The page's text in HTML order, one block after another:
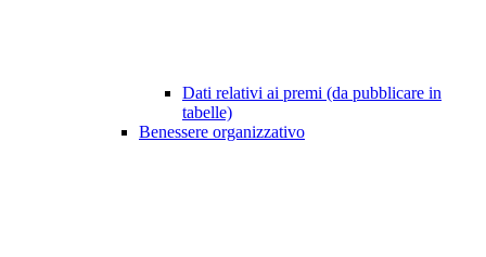
Dati relativi ai premi (da pubblicare in
tabelle)
Benessere organizzativo